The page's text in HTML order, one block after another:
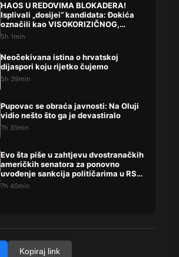
HAOS U REDOVIMA BLOKADERA!
Isplivali „dosijei“ kandidata: Đokića
označili kao VISOKORIZIČNOG,
Lompara potpuno precrtali
5h 1min
Neočekivana istina o hrvatskoj
dijaspori koju rijetko čujemo
5h 39min
Pupovac se obraća javnosti: Na Oluji
vidio nešto što ga je devastiralo
7h 31min
Evo šta piše u zahtjevu dvostranačkih
američkih senatora za ponovno
uvođenje sankcija političarima u RS-
u
7h 40min
Kopiraj link